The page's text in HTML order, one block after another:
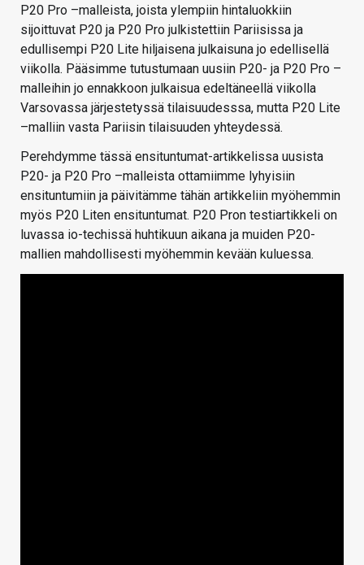
P20 Pro –malleista, joista ylempiin hintaluokkiin
sijoittuvat P20 ja P20 Pro julkistettiin Pariisissa ja
edullisempi P20 Lite hiljaisena julkaisuna jo edellisellä
viikolla. Pääsimme tutustumaan uusiin P20- ja P20 Pro –
malleihin jo ennakkoon julkaisua edeltäneellä viikolla
Varsovassa järjestetyssä tilaisuudesssa, mutta P20 Lite
–malliin vasta Pariisin tilaisuuden yhteydessä.
Perehdymme tässä ensituntumat-artikkelissa uusista
P20- ja P20 Pro –malleista ottamiimme lyhyisiin
ensituntumiin ja päivitämme tähän artikkeliin myöhemmin
myös P20 Liten ensituntumat. P20 Pron testiartikkeli on
luvassa io-techissä huhtikuun aikana ja muiden P20-
mallien mahdollisesti myöhemmin kevään kuluessa.